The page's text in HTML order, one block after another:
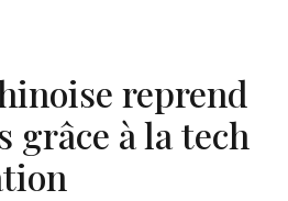
reprend
grâce à la tech